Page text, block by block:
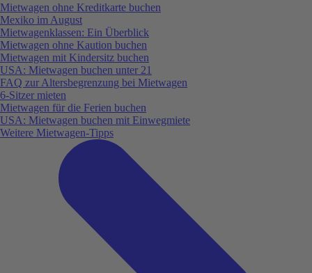
Mietwagen ohne Kreditkarte buchen
Mexiko im August
Mietwagenklassen: Ein Überblick
Mietwagen ohne Kaution buchen
Mietwagen mit Kindersitz buchen
USA: Mietwagen buchen unter 21
FAQ zur Altersbegrenzung bei Mietwagen
6-Sitzer mieten
Mietwagen für die Ferien buchen
USA: Mietwagen buchen mit Einwegmiete
Weitere Mietwagen-Tipps